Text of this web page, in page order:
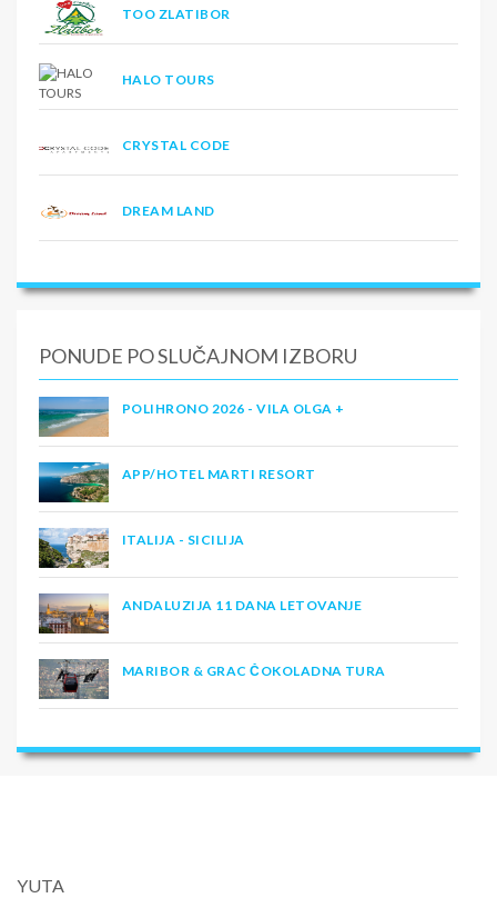
TOO ZLATIBOR
HALO TOURS
CRYSTAL CODE
DREAM LAND
PONUDE PO SLUČAJNOM IZBORU
POLIHRONO 2026 - VILA OLGA +
APP/HOTEL MARTI RESORT
ITALIJA - SICILIJA
ANDALUZIJA 11 DANA LETOVANJE
MARIBOR & GRAC ČOKOLADNA TURA
YUTA